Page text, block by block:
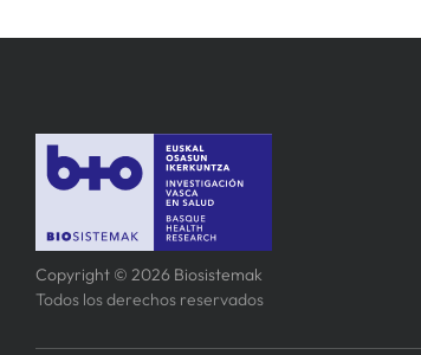
Copyright © 2026 Biosistemak
Todos los derechos reservados